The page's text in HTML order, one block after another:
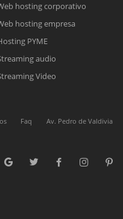
electrónico con el enlace a
online.
a la brevedad.
con sus datos personales.
hosting corporativo
hosting empresa
PYME
audio
Video
Faq
Av. Pedro de Valdivia